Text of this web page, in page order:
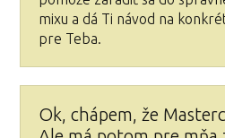
mixu a dá Ti návod na
pre Teba.
Ok, chápem, že